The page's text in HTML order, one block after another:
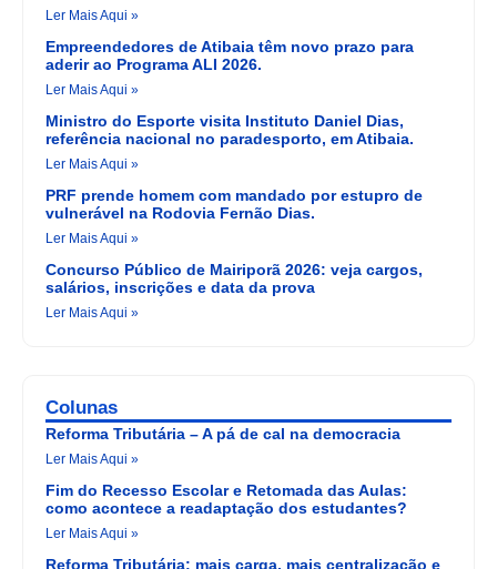
Ler Mais Aqui »
Empreendedores de Atibaia têm novo prazo para
aderir ao Programa ALI 2026.
Ler Mais Aqui »
Ministro do Esporte visita Instituto Daniel Dias,
referência nacional no paradesporto, em Atibaia.
Ler Mais Aqui »
PRF prende homem com mandado por estupro de
vulnerável na Rodovia Fernão Dias.
Ler Mais Aqui »
Concurso Público de Mairiporã 2026: veja cargos,
salários, inscrições e data da prova
Ler Mais Aqui »
Colunas
Reforma Tributária – A pá de cal na democracia
Ler Mais Aqui »
Fim do Recesso Escolar e Retomada das Aulas:
como acontece a readaptação dos estudantes?
Ler Mais Aqui »
Reforma Tributária: mais carga, mais centralização e